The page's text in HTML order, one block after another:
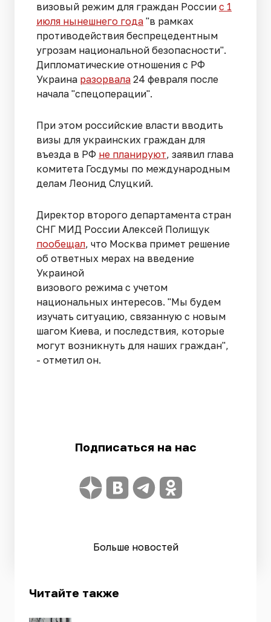
визовый режим для граждан России с 1
июля нынешнего года "в рамках
противодействия беспрецедентным
угрозам национальной безопасности".
Дипломатические отношения с РФ
Украина разорвала 24 февраля после
начала "спецоперации".
При этом российские власти вводить
визы для украинских граждан для
въезда в РФ не планируют, заявил глава
комитета Госдумы по международным
делам Леонид Слуцкий.
Директор второго департамента стран
СНГ МИД России Алексей Полищук
пообещал, что Москва примет решение
об ответных мерах на введение
Украиной
визового режима с учетом
национальных интересов. "Мы будем
изучать ситуацию, связанную с новым
шагом Киева, и последствия, которые
могут возникнуть для наших граждан",
- отметил он.
Подписаться на нас
Больше новостей
Читайте также